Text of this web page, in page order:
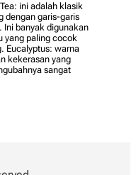
ini adalah klasik
dengan garis-garis
Ini banyak digunakan
yang paling cocok
Eucalyptus: warna
kekerasan yang
sangat